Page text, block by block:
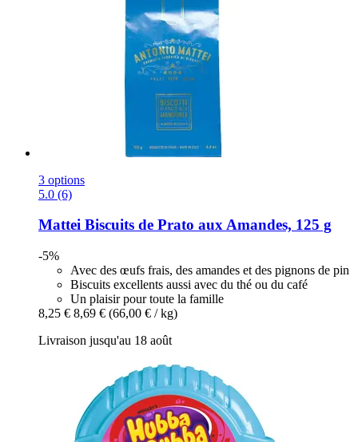
3 options
5.0 (6)
Mattei Biscuits de Prato aux Amandes, 125 g
-5%
Avec des œufs frais, des amandes et des pignons de pin
Biscuits excellents aussi avec du thé ou du café
Un plaisir pour toute la famille
8,25 € 8,69 € (66,00 € / kg)
Livraison jusqu'au 18 août